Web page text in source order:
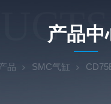
产品中
品 SMC气缸